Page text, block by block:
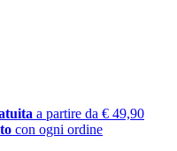
a partire da € 49,90
con ogni ordine